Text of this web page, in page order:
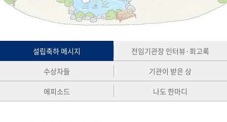
세계와 함께 한 KIHASA
VR 역사관
설립축하 메시지
전임기관장 인터뷰·회고록
수상자들
기관이 받은 상
에피소드
나도 한마디